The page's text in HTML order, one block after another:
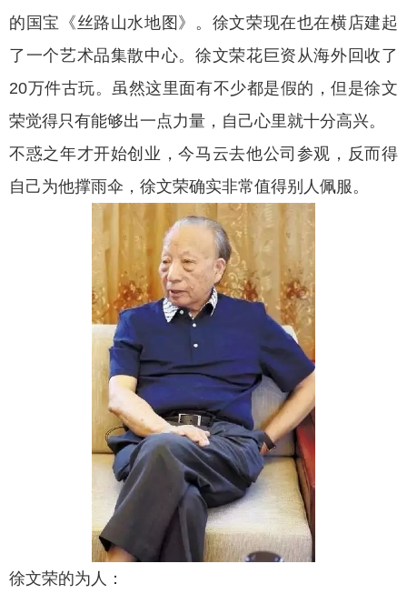
的国宝《丝路山水地图》。徐文荣现在也在横店建起
了一个艺术品集散中心。徐文荣花巨资从海外回收了
20万件古玩。虽然这里面有不少都是假的，但是徐文
荣觉得只有能够出一点力量，自己心里就十分高兴。
不惑之年才开始创业，今马云去他公司参观，反而得
自己为他撑雨伞，徐文荣确实非常值得别人佩服。
徐文荣的为人：